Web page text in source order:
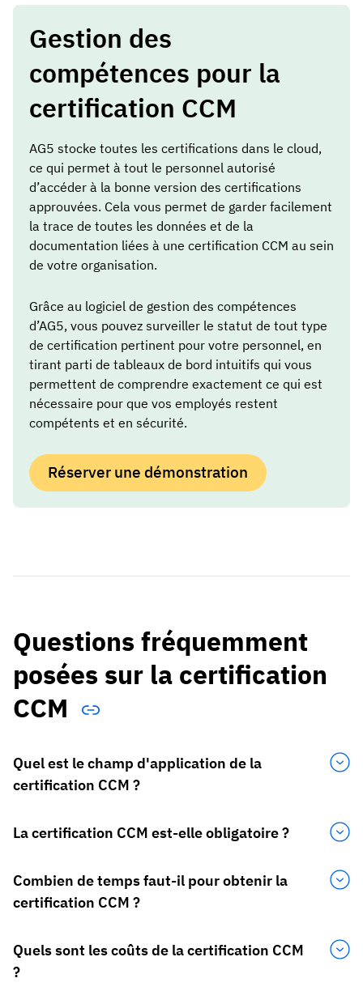
Gestion des
compétences pour la
certification CCM
AG5 stocke toutes les certifications dans le cloud,
ce qui permet à tout le personnel autorisé
d’accéder à la bonne version des certifications
approuvées. Cela vous permet de garder facilement
la trace de toutes les données et de la
documentation liées à une certification CCM au sein
de votre organisation.
Grâce au logiciel de gestion des compétences
d’AG5, vous pouvez surveiller le statut de tout type
de certification pertinent pour votre personnel, en
tirant parti de tableaux de bord intuitifs qui vous
permettent de comprendre exactement ce qui est
nécessaire pour que vos employés restent
compétents et en sécurité.
Réserver une démonstration
Questions fréquemment
posées sur la certification
CCM
Quel est le champ d'application de la
certification CCM ?
La certification CCM est-elle obligatoire ?
Combien de temps faut-il pour obtenir la
certification CCM ?
Quels sont les coûts de la certification CCM
?